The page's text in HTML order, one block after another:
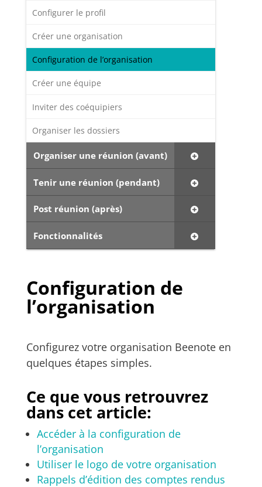
Configurer le profil
Créer une organisation
Configuration de l’organisation
Créer une équipe
Inviter des coéquipiers
Organiser les dossiers
Organiser une réunion (avant)
Tenir une réunion (pendant)
Post réunion (après)
Fonctionnalités
Configuration de
l’organisation
Configurez votre organisation Beenote en
quelques étapes simples.
Ce que vous retrouvrez
dans cet article:
Accéder à la configuration de
l’organisation
Utiliser le logo de votre organisation
Rappels d’édition des comptes rendus